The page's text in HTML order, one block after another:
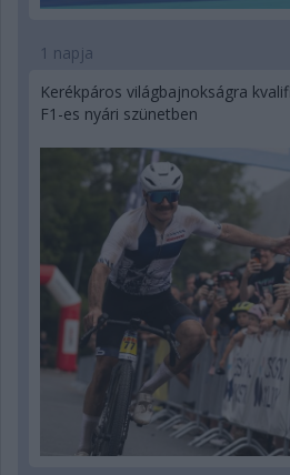
1 napja
Kerékpáros világbajnokságra
F1-es nyári szünetben